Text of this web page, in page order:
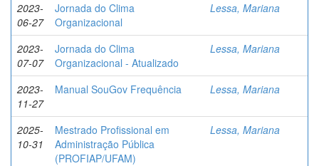
2023-
06-27
Jornada do Clima
Organizacional
Lessa, Mariana
2023-
07-07
Jornada do Clima
Organizacional - Atualizado
Lessa, Mariana
2023-
11-27
Manual SouGov Frequência Lessa, Mariana
2025-
10-31
Mestrado Profissional em
Administração Pública
(PROFIAP/UFAM)
Lessa, Mariana